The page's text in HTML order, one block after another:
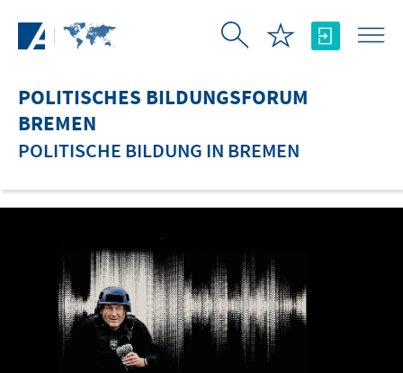
POLITISCHES BILDUNGSFORUM
BREMEN
POLITISCHE BILDUNG IN BREMEN